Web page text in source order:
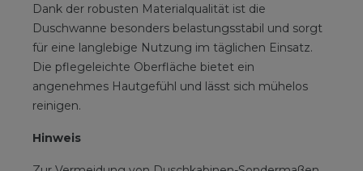
Dank der robusten Materialqualität ist die
Duschwanne besonders belastungsstabil und sorgt
für eine langlebige Nutzung im täglichen Einsatz.
Die pflegeleichte Oberfläche bietet ein
angenehmes Hautgefühl und lässt sich mühelos
reinigen.
Hinweis